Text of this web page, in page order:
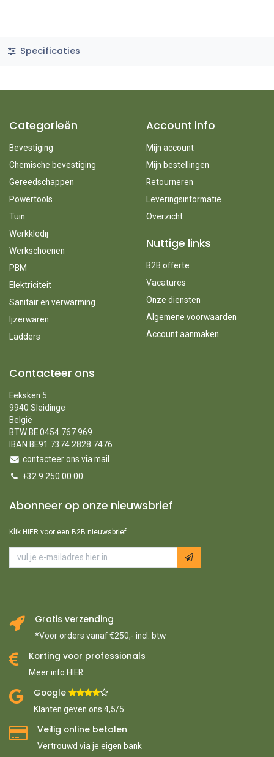
Specificaties
Categorieën
Bevestiging
Chemische bevestiging
Gereedschappen
Powertools
Tuin
Werkkledij
Werkschoenen
PBM
Elektriciteit
Sanitair en verwarming
Ijzerwaren
Ladders
Account info
Mijn account
Mijn bestellingen
Retourneren
Leveringsinformatie
Overzicht
Nuttige links
B2B offerte
Vacatures
Onze diensten
Algemene voorwaarden
Account aanmaken
Contacteer ons
Eeksken 5
9940 Sleidinge
België
BTW BE 0454.767.969
IBAN BE91 7374 2828 7476
contacteer ons via mail
+32 9 250 00 00
Abonneer op onze nieuwsbrief
Klik HIER voor een B2B nieuwsbrief
Gratis verzending
*Voor orders vanaf €250,- incl. btw
Korting voor professionals
Meer info HIER
Google ​
Klanten geven ons 4,5/5
Veilig online betalen
Vertrouwd via je eigen bank